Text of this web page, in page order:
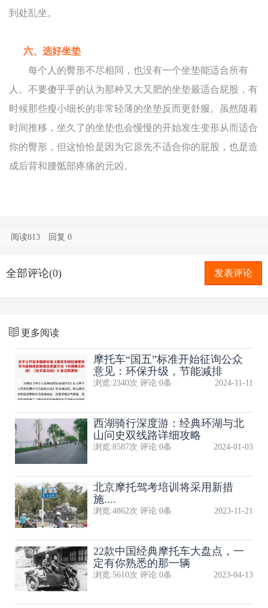
到处乱坐。
六、选好坐垫
每个人的臀形不尽相同，也没有一个坐垫能适合所有
人。不要傻乎乎的认为那种又大又肥的坐垫最适合屁股，有
时候那些瘦小细长的非常轻薄的坐垫反而更舒服。虽然随着
时间推移，坐久了的坐垫也会慢慢的开始发生变形从而适合
你的臀形，但这恰恰是因为它原先不适合你的屁股，也是造
成后背和腰骶部疼痛的元凶。
阅读813 回复0
全部评论(0) 发表评论
更多阅读
摩托车“国五”标准开始征询公众
意见：环保升级，节能减排
浏览:2340次 评论:0条 2024-11-11
西湖骑行深度游：经典环湖与北
山问史双线路详细攻略
浏览:8587次 评论:0条 2024-01-03
北京摩托驾考培训将采用新措
施....
浏览:4862次 评论:0条 2023-11-21
22款中国经典摩托车大盘点，一
定有你熟悉的那一辆
浏览:5610次 评论:0条 2023-04-13